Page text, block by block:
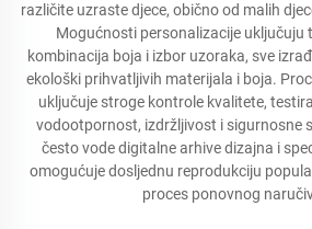
različite uzraste djece, obično od malih
Mogućnosti personalizacije uključuju
kombinacija boja i izbor uzoraka, sve
ekološki prihvatljivih materijala i boja.
uključuje stroge kontrole kvalitete,
vodootpornost, izdržljivost i sigurnosne
često vode digitalne arhive dizajna i
omogućuje dosljednu reprodukciju
proces ponovnog